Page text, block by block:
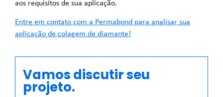
aos requisitos de sua aplicação.
Entre em contato com a Permabond para analisar sua
aplicação de colagem de diamante!
Vamos discutir seu
projeto.